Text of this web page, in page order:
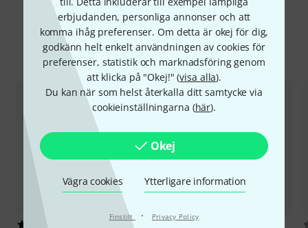
erbjudanden, personliga annonser och att
komma ihåg preferenser. Om detta är okej för dig,
godkänn helt enkelt användningen av cookies för
preferenser, statistik och marknadsföring genom
att klicka på "Okej!" (visa alla).
Du kan när som helst återkalla ditt samtycke via
cookieinställningarna (här).
Okej
Vägra cookies Ytterligare information
Finstilt · Privacy Policy
Jämför alternativ